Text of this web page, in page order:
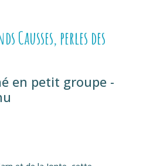
Causses, perles des
en petit groupe -